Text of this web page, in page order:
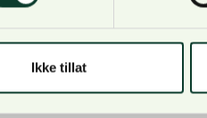
Ikke tillat
og jernbane
ba også komiteen om